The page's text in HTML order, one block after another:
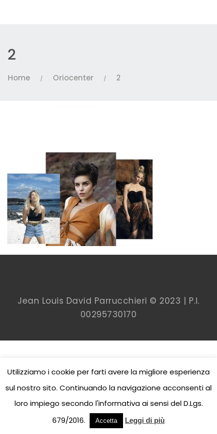
2
Home / Oriocenter / 2
Jean Louis David Parrucchieri © 2023 | P.I.
00295730170
Utilizziamo i cookie per farti avere la migliore esperienza
sul nostro sito. Continuando la navigazione acconsenti al
loro impiego secondo l'informativa ai sensi del D.Lgs.
679/2016.
Accetta Leggi di più